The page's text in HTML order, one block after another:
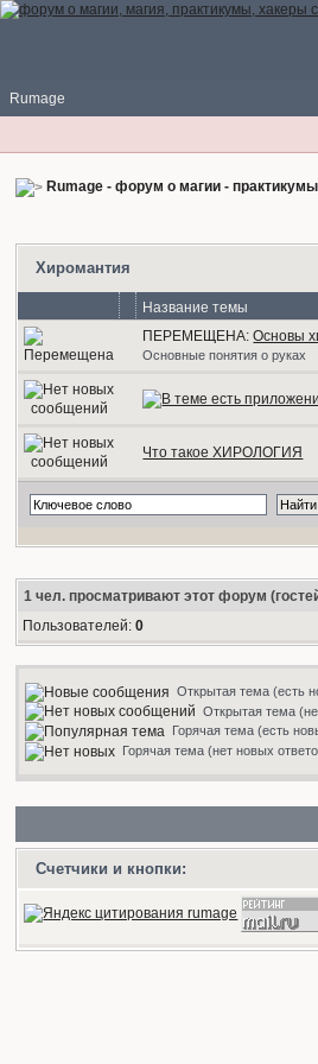
Rumage
Rumage - форум о магии -
Хиромантия
Название темы
ПЕРЕМЕЩЕНА:Основы
Основные понятия о руках
Что такое ХИРОЛОГИЯ
1 чел. просматривают этот форум
Пользователей:0
Открытая тема (есть
Открытая тема
Горячая тема (есть
Горячая тема (нет новых
Счетчики и кнопки: